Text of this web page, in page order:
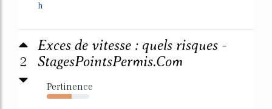
h
2
Exces de vitesse : quels risques -
StagesPointsPermis.Com
Pertinence
59%